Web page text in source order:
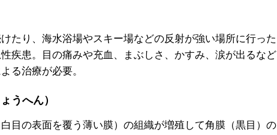
たり、海水浴場やスキー場などの反射が強い場所に行った
疾患。目の痛みや充血、まぶしさ、かすみ、涙が出るなど
る治療が必要。
うへん）
目の表面を覆う薄い膜）の組織が増殖して角膜（黒目）の